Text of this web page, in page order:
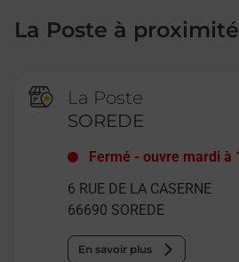
La Poste à proximité
La Poste
SOREDE
Fermé -ouvre mardi à
6 RUE DE LA CASERNE
66690 SOREDE
En savoir plus